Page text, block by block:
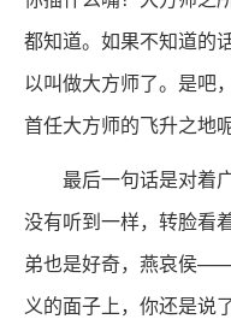
都知道。如果不知道的
以叫做大方师了。是吧
首任大方师的飞升之地
最后一句话是对着广
没有听到一样，转脸看
弟也是好奇，燕哀侯
义的面子上，你还是说